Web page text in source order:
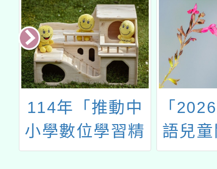
114年「推動中
小學數位學習精
進方案」教師增
「
語兒
活動